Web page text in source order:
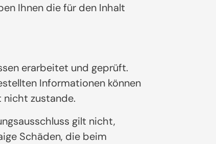
Ihnen die für den Inhalt
erarbeitet und geprüft.
Informationen können
nicht zustande.
gilt nicht,
Schäden, die beim